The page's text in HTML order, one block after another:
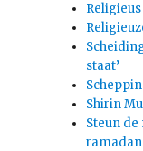
staat’
Shirin
Steun
ramadan